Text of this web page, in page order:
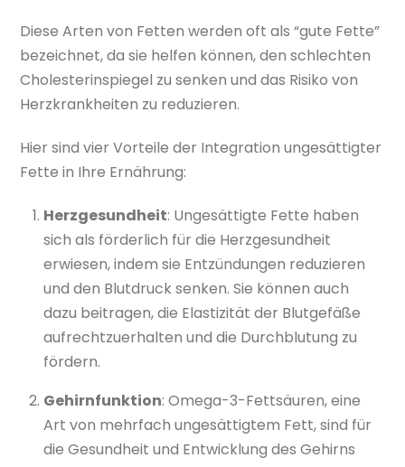
Diese Arten von Fetten werden oft als “gute Fette”
bezeichnet, da sie helfen können, den schlechten
Cholesterinspiegel zu senken und das Risiko von
Herzkrankheiten zu reduzieren.
Hier sind vier Vorteile der Integration ungesättigter
Fette in Ihre Ernährung:
Herzgesundheit: Ungesättigte Fette haben
sich als förderlich für die Herzgesundheit
erwiesen, indem sie Entzündungen reduzieren
und den Blutdruck senken. Sie können auch
dazu beitragen, die Elastizität der Blutgefäße
aufrechtzuerhalten und die Durchblutung zu
fördern.
Gehirnfunktion: Omega-3-Fettsäuren, eine
Art von mehrfach ungesättigtem Fett, sind für
die Gesundheit und Entwicklung des Gehirns